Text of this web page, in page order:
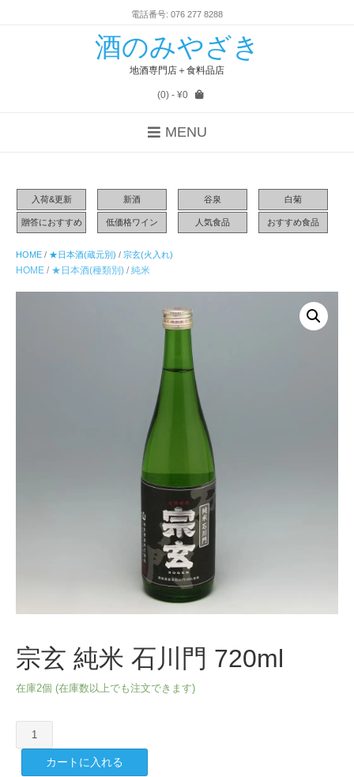
電話番号: 076 277 8288
酒のみやざき
地酒専門店＋食料品店
(0)- ¥0
MENU
入荷&更新 新酒 谷泉 白菊
贈答におすすめ 低価格ワイン 人気食品 おすすめ食品
HOME / ★日本酒(蔵元別) / 宗玄(火入れ)
HOME / ★日本酒(種類別) / 純米
宗玄 純米 石川門 720ml
在庫2個 (在庫数以上でも注文できます)
玄
カートに入れる